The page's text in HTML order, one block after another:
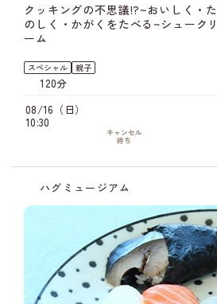
クッキングの不思議!?~おいしく・た
のしく・かがくをたべる~シュークリ
ーム
スペシャル 親子
120分
08/16（日）
10:30
キャンセル
待ち
ハグミュージアム